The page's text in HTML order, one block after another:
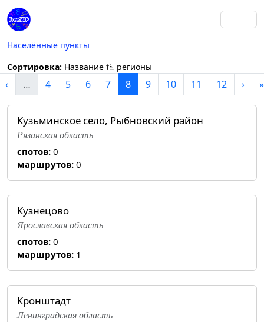
Населённые пункты
Сортировка: Название регионы
‹ … 4 5 6 7 8 9 10 11 12 › »
Кузьминское село, Рыбновский район
Рязанская область
спотов: 0
маршрутов: 0
Кузнецово
Ярославская область
спотов: 0
маршрутов: 1
Кронштадт
Ленинградская область